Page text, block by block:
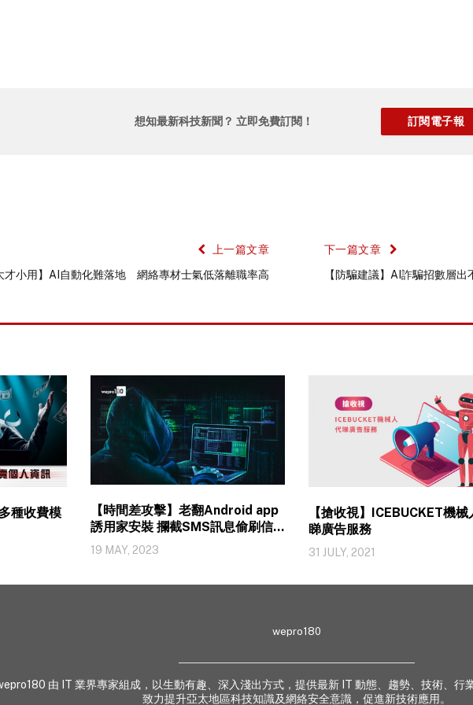
想知最新科技新聞？ 立即免費訂閱！
上一篇文章
才小用】AI自動化難落地 網絡專材士氣低落離職率高
下一篇文章
【防騙建議】AI詐騙招數層
種收費模
【時間差攻擊】老翻Android app
誘用家安裝 攔截SMS訊息偷刷信
用卡
19 MAY, 2023
【搶收視】ICEBUCKET機械
睇廣告服務
31 JULY, 2021
wepro180
由 IT 業界專家組成，以生動有趣、深入淺出方式，提供最新 IT 動態、趨勢、技術、行
致力提升亞太地區科技知識及網絡安全意識，促進新技術應用。